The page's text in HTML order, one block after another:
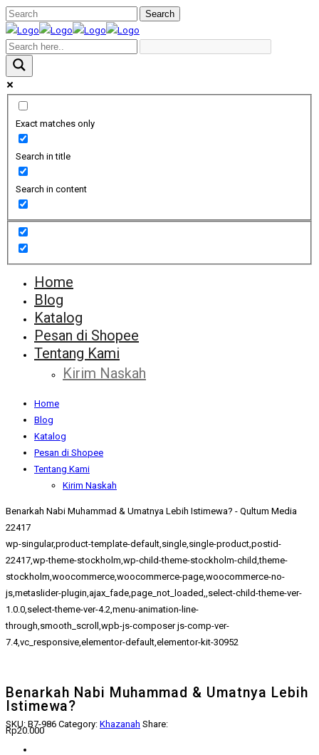
Exact matches only
Search in title
Search in content
Home
Blog
Katalog
Pesan di Shopee
Tentang Kami
Kirim Naskah
Home
Blog
Katalog
Pesan di Shopee
Tentang Kami
Kirim Naskah
Benarkah Nabi Muhammad & Umatnya Lebih Istimewa? - Qultum Media
22417
wp-singular,product-template-default,single,single-product,postid-
22417,wp-theme-stockholm,wp-child-theme-stockholm-child,theme-
stockholm,woocommerce,woocommerce-page,woocommerce-no-
js,metaslider-plugin,ajax_fade,page_not_loaded,,select-child-theme-ver-
1.0.0,select-theme-ver-4.2,menu-animation-line-
through,smooth_scroll,wpb-js-composer js-comp-ver-
7.4,vc_responsive,elementor-default,elementor-kit-30952
Benarkah Nabi Muhammad & Umatnya Lebih
Istimewa?
Rp20.000
SKU: B7-986 Category: Khazanah Share: